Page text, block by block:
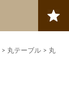
> 丸テーブル > 丸